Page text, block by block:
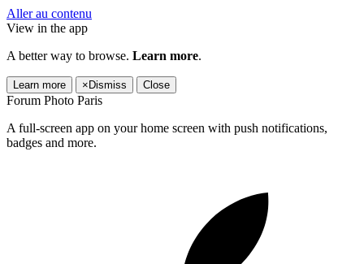
Aller au contenu
View in the app
A better way to browse. Learn more.
Learn more × Dismiss Close
Forum Photo Paris
A full-screen app on your home screen with push notifications,
badges and more.